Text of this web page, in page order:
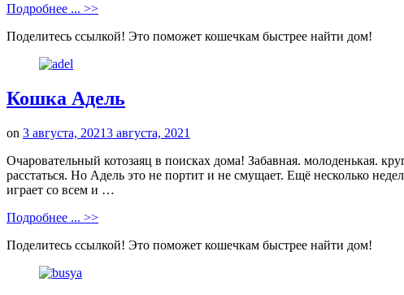
Подробнее ... >>
Поделитесь ссылкой! Это поможет кошечкам быстрее найти дом!
Кошка Адель
on 3 августа, 20213 августа, 2021
Очаровательный котозаяц в поисках дома! Забавная. молоденькая.
расстаться. Но Адель это не портит и не смущает. Ещё несколько
играет со всем и …
Подробнее ... >>
Поделитесь ссылкой! Это поможет кошечкам быстрее найти дом!